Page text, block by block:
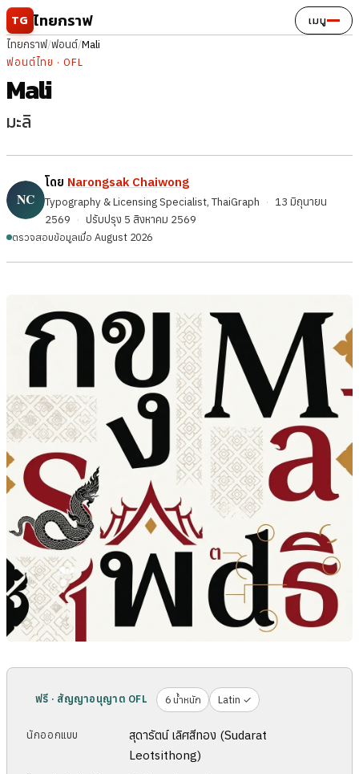
ข้ามไปยังเนื้อหา
TG ไทยกราฟ เมนู
ไทยกราฟ/ฟอนต์/Mali
ฟอนต์ไทย · OFL
Mali
มะลิ
โดย Narongsak Chaiwong
Typography & Licensing Specialist, ThaiGraph · 13 มิถุนายน
2569 · ปรับปรุง 5 สิงหาคม 2569
ตรวจสอบข้อมูลเมื่อ August 2026
ฟรี · สัญญาอนุญาต OFL 6 น้ำหนัก Latin ✓
นักออกแบบ
สุดารัตน์ เลิศสีทอง (Sudarat
Leotsithong)